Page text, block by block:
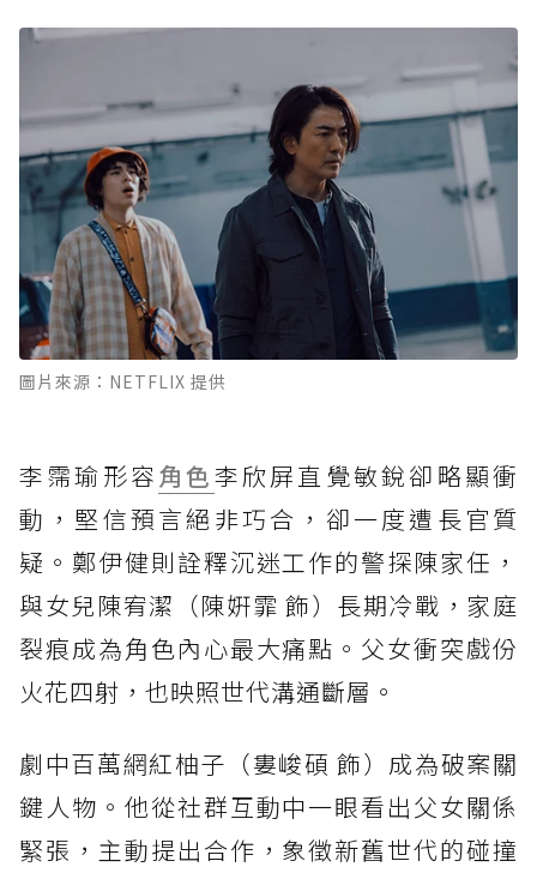
圖片來源：NETFLIX 提供
李霈瑜形容角色李欣屏直覺敏銳卻略顯衝
動，堅信預言絕非巧合，卻一度遭長官質
疑。鄭伊健則詮釋沉迷工作的警探陳家任，
與女兒陳宥潔（陳姸霏 飾）長期冷戰，家庭
裂痕成為角色內心最大痛點。父女衝突戲份
火花四射，也映照世代溝通斷層。
劇中百萬網紅柚子（婁峻碩 飾）成為破案關
鍵人物。他從社群互動中一眼看出父女關係
緊張，主動提出合作，象徵新舊世代的碰撞